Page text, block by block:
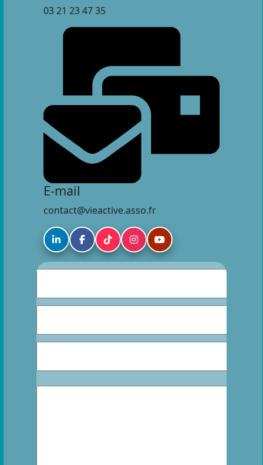
03 21 23 47 35
E-mail
contact@vieactive.asso.fr